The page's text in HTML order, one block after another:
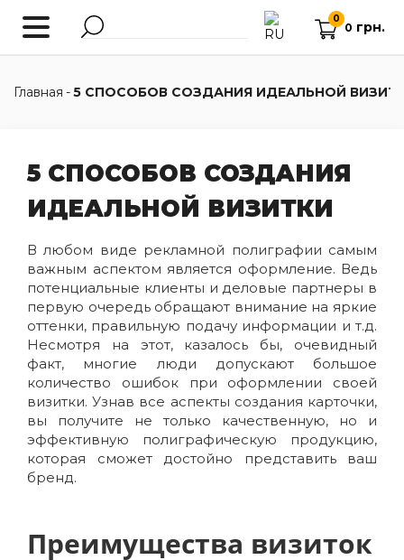
0
0 грн.
Главная -5 СПОСОБОВ СОЗДАНИЯ ИДЕАЛЬНОЙ
5 СПОСОБОВ СОЗДАНИЯ
ИДЕАЛЬНОЙ ВИЗИТКИ
В любом виде рекламной полиграфии самым
важным аспектом является оформление. Ведь
потенциальные клиенты и деловые партнеры в
первую очередь обращают внимание на яркие
оттенки, правильную подачу информации и т.д.
Несмотря на этот, казалось бы, очевидный
факт, многие люди допускают большое
количество ошибок при оформлении своей
визитки. Узнав все аспекты создания карточки,
вы получите не только качественную, но и
эффективную полиграфическую продукцию,
которая сможет достойно представить ваш
бренд.
Преимущества визиток